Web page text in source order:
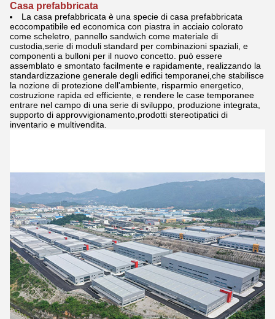
Casa prefabbricata
La casa prefabbricata è una specie di casa prefabbricata
ecocompatibile ed economica con piastra in acciaio colorato
come scheletro, pannello sandwich come materiale di
custodia,serie di moduli standard per combinazioni spaziali, e
componenti a bulloni per il nuovo concetto. può essere
assemblato e smontato facilmente e rapidamente, realizzando la
standardizzazione generale degli edifici temporanei,che stabilisce
la nozione di protezione dell'ambiente, risparmio energetico,
costruzione rapida ed efficiente, e rendere le case temporanee
entrare nel campo di una serie di sviluppo, produzione integrata,
supporto di approvvigionamento,prodotti stereotipatici di
inventario e multivendita.